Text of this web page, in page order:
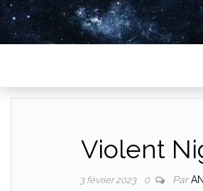
Violent
3 février 2023 0 Par